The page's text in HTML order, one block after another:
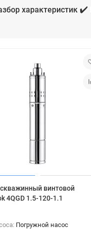
характеристик ✔️
винтовой
4QGD 1.5-120-1.1
Погружной насос